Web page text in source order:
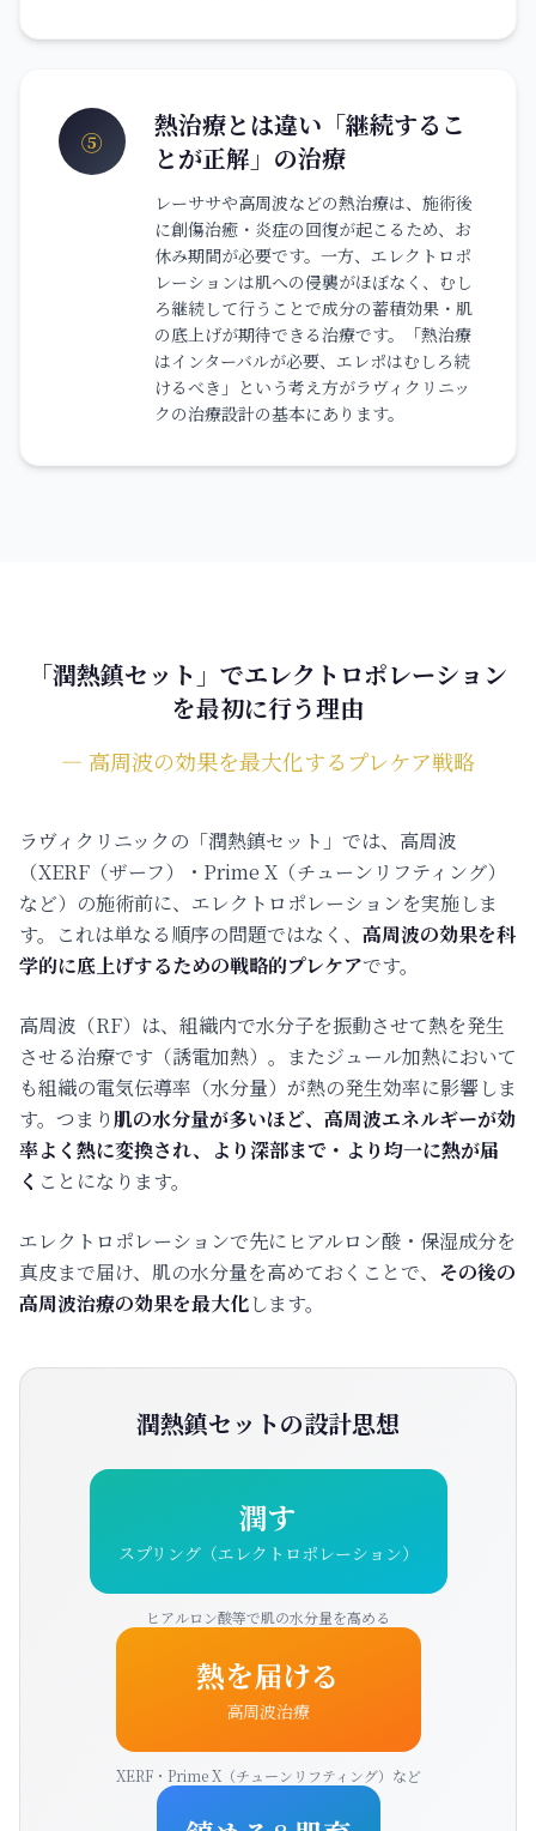
⑤
熱治療とは違い「継続するこ
とが正解」の治療
レーササや高周波などの熱治療は、施術後
に創傷治癒・炎症の回復が起こるため、お
休み期間が必要です。一方、エレクトロポ
レーションは肌への侵襲がほぼなく、むし
ろ継続して行うことで成分の蓄積効果・肌
の底上げが期待できる治療です。「熱治療
はインターバルが必要、エレポはむしろ続
けるべき」という考え方がラヴィクリニッ
クの治療設計の基本にあります。
「潤熱鎮セット」でエレクトロポレーション
を最初に行う理由
― 高周波の効果を最大化するプレケア戦略
ラヴィクリニックの「潤熱鎮セット」では、高周波
（XERF（ザーフ）・Prime X（チューンリフティング）
など）の施術前に、エレクトロポレーションを実施しま
す。これは単なる順序の問題ではなく、 高周波の効果を科
学的に底上げするための戦略的プレケアです。
高周波（RF）は、組織内で水分子を振動させて熱を発生
させる治療です（誘電加熱）。またジュール加熱において
も組織の電気伝導率（水分量）が熱の発生効率に影響しま
す。つまり 肌の水分量が多いほど、高周波エネルギーが効
率よく熱に変換され、より深部まで・より均一に熱が届
く ことになります。
エレクトロポレーションで先にヒアルロン酸・保湿成分を
真皮まで届け、肌の水分量を高めておくことで、 その後の
高周波治療の効果を最大化します。
潤熱鎮セットの設計思想
潤す
スプリング（エレクトロポレーション）
ヒアルロン酸等で肌の水分量を高める
熱を届ける
高周波治療
XERF・Prime X（チューンリフティング）など